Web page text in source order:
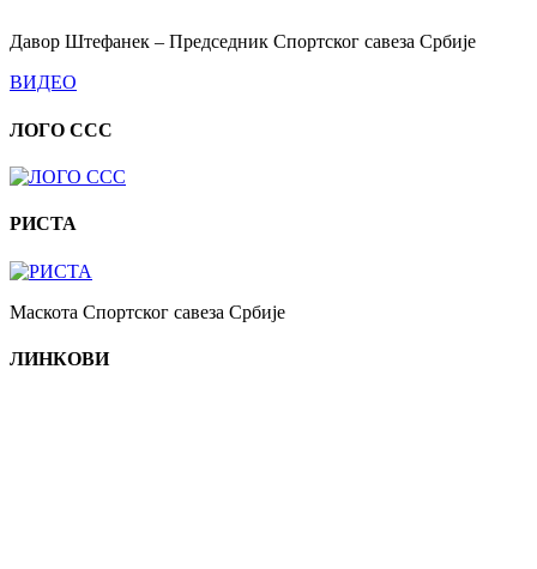
Давор Штефанек – Председник Спортског савеза Србије
ВИДЕО
ЛОГО ССС
РИСТА
Маскота Спортског савеза Србије
ЛИНКОВИ